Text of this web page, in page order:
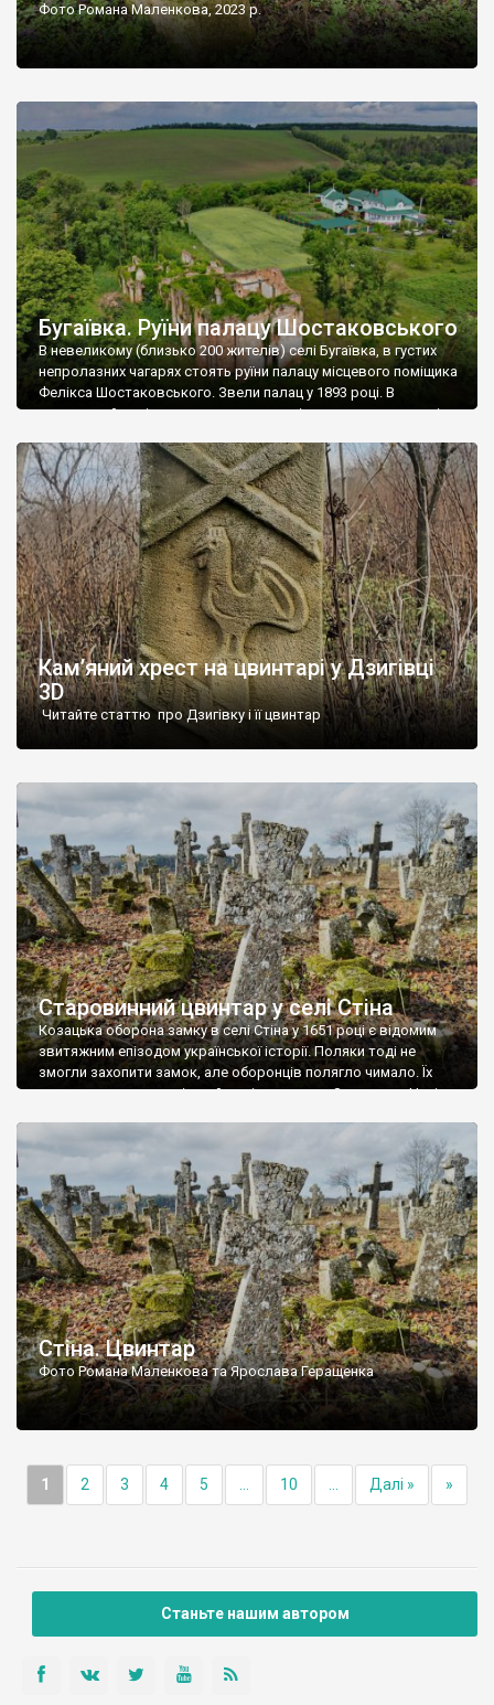
Фото Романа Маленкова, 2023 р.
Бугаївка. Руїни палацу Шостаковського
В невеликому (близько 200 жителів) селі Бугаївка, в густих
непролазних чагарях стоять руїни палацу місцевого поміщика
Фелікса Шостаковського. Звели палац у 1893 році. В
радянський період у ньому спочатку містилася школа, потім
століття тут розмістили туберкульозну лікарню. Коли із
палацу виїхала лікарня – ми точно не […]
Кам’яний хрест на цвинтарі у Дзигівці
3D
Читайте статтю про Дзигівку і її цвинтар
Старовинний цвинтар у селі Стіна
Козацька оборона замку в селі Стіна у 1651 році є відомим
звитяжним епізодом української історії. Поляки тоді не
змогли захопити замок, але оборонців полягло чимало. Їх
поховали на цвинтарі, який тоді називався Замковим. Нині на
ньому чимало хрестів 19 століття, є такі, де епітафії стер […]
Стіна. Цвинтар
Фото Романа Маленкова та Ярослава Геращенка
1 2 3 4 5 10 Далі » »
Станьте нашим автором